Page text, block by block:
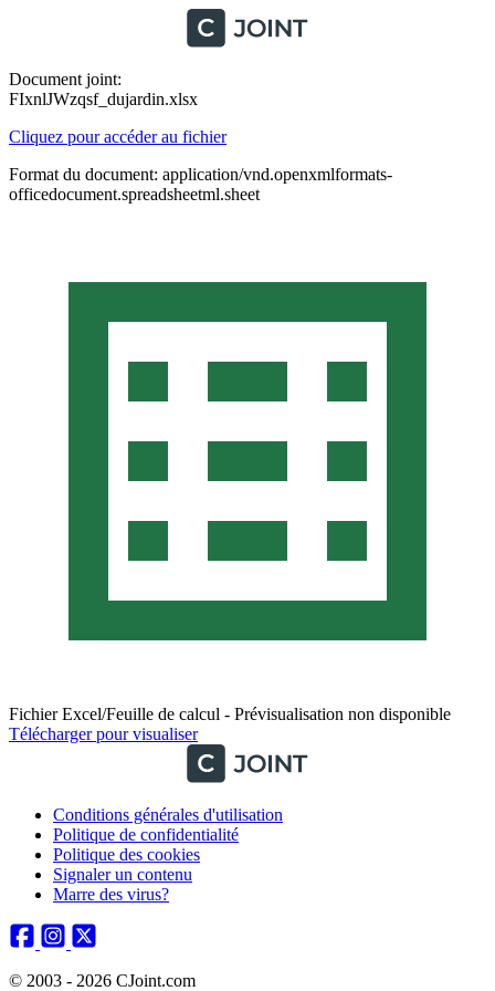
Document joint:
FIxnlJWzqsf_dujardin.xlsx
Cliquez pour accéder au fichier
Format du document: application/vnd.openxmlformats-
officedocument.spreadsheetml.sheet
Fichier Excel/Feuille de calcul - Prévisualisation non disponible
Télécharger pour visualiser
Conditions générales d'utilisation
Politique de confidentialité
Politique des cookies
Signaler un contenu
Marre des virus?
© 2003 - 2026 CJoint.com